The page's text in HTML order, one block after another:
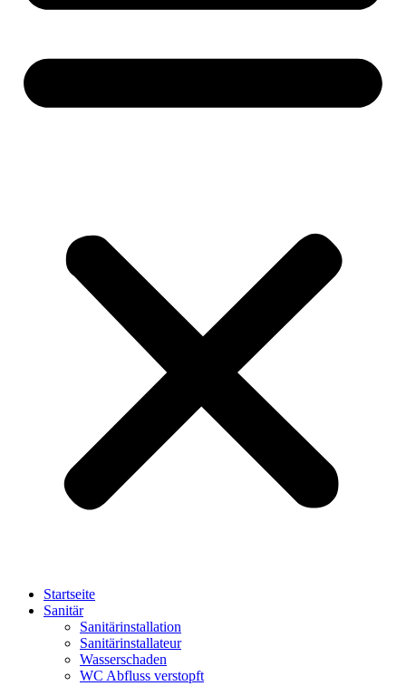
Startseite
Sanitär
Sanitärinstallation
Sanitärinstallateur
Wasserschaden
WC Abfluss verstopft